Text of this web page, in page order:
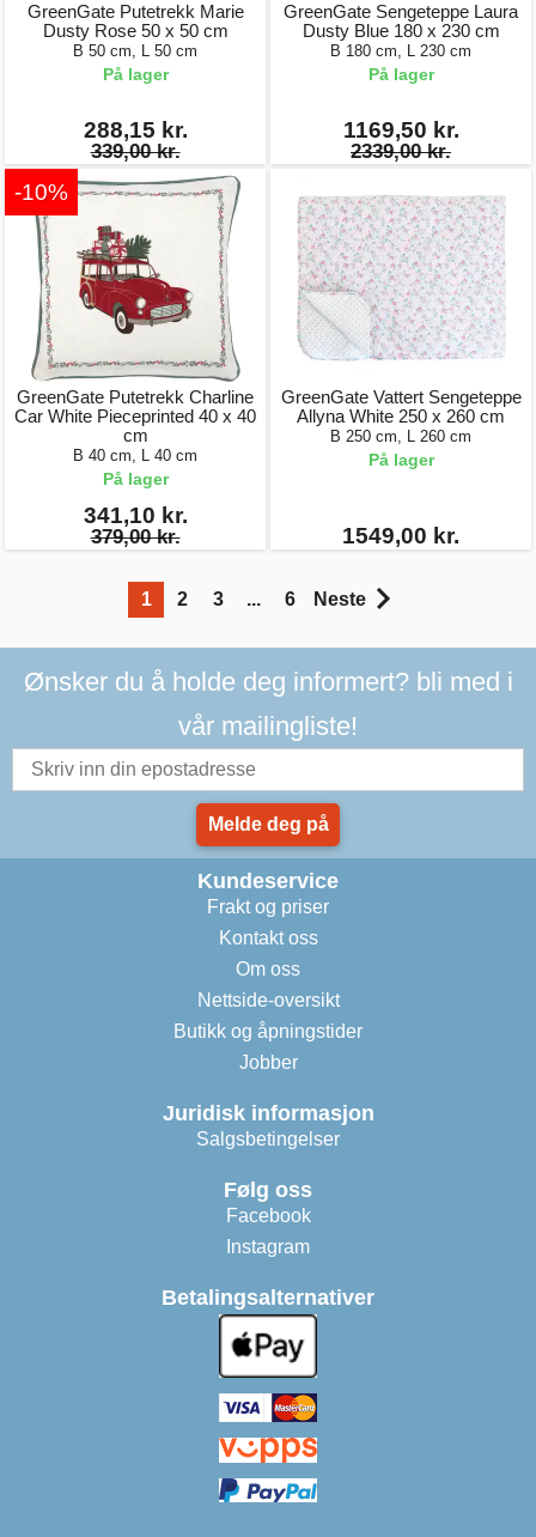
GreenGate Putetrekk Marie
Dusty Rose 50 x 50 cm
B 50 cm, L 50 cm
På lager
288,15 kr.
339,00 kr.
GreenGate Sengeteppe Laura
Dusty Blue 180 x 230 cm
B 180 cm, L 230 cm
På lager
1169,50 kr.
2339,00 kr.
-10%
GreenGate Putetrekk Charline
Car White Pieceprinted 40 x 40
cm
B 40 cm, L 40 cm
På lager
341,10 kr.
379,00 kr.
GreenGate Vattert Sengeteppe
Allyna White 250 x 260 cm
B 250 cm, L 260 cm
På lager
1549,00 kr.
1 2 3 ... 6 Neste
Ønsker du å holde deg informert? bli med i
vår mailingliste!
Melde deg på
Kundeservice
Frakt og priser
Kontakt oss
Om oss
Nettside-oversikt
Butikk og åpningstider
Jobber
Juridisk informasjon
Salgsbetingelser
Følg oss
Facebook
Instagram
Betalingsalternativer